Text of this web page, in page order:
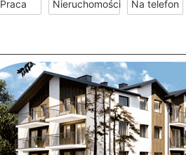
Praca Nieruchomości Na telefon